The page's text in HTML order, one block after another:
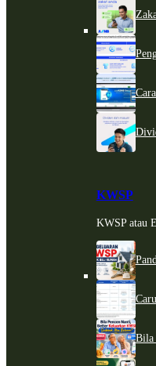
KWSP
KWSP atau
Bila